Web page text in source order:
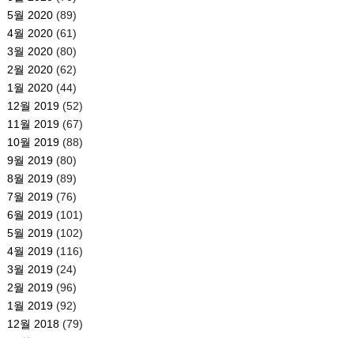
5월 2020(89)
4월 2020(61)
3월 2020(80)
2월 2020(62)
1월 2020(44)
12월 2019(52)
11월 2019(67)
10월 2019(88)
9월 2019(80)
8월 2019(89)
7월 2019(76)
6월 2019(101)
5월 2019(102)
4월 2019(116)
3월 2019(24)
2월 2019(96)
1월 2019(92)
12월 2018(79)